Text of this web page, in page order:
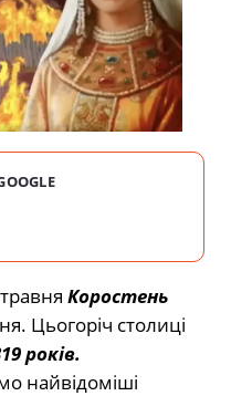
Коростень
Цьогоріч столиці
років.
найвідоміші